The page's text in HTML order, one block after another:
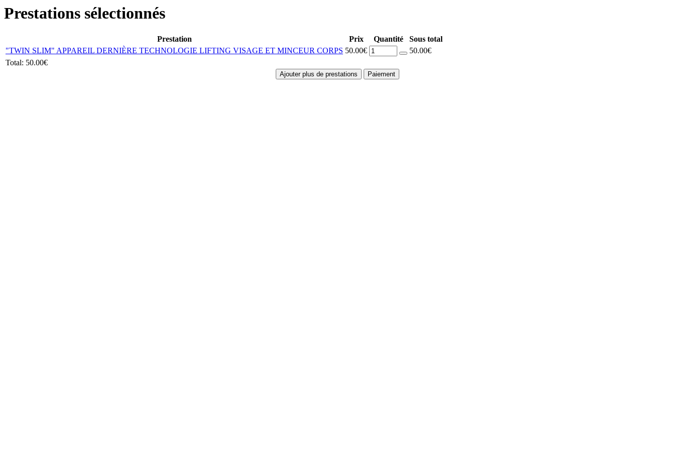
Prestations sélectionnés
Prestation Prix Quantité
Sous total
"TWIN SLIM" APPAREIL DERNIÈRE TECHNOLOGIE LIFTING VISAGE ET MINCEUR CORPS 50.00€
50.00€
Total: 50.00€
Ajouter plus de prestations Paiement